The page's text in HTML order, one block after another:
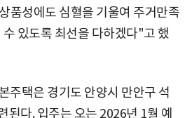
품성에도 심혈을 기울여 주거만족
있도록 최선을 다하겠다"고 했
주택은 경기도 안양시 만안구 석
된다. 입주는 오는 2026년 1월 예